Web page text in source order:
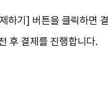
하기] 버튼을 클릭하면
후 결제를 진행합니다.